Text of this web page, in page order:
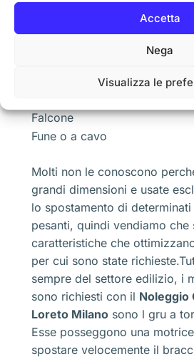
Accetta
Nega
Visualizza le
Torre
Falcone
Fune o a cavo
Molti non le conoscono
grandi dimensioni e usate
lo spostamento di
pesanti, quindi vendiamo che
caratteristiche che
per cui sono state
sempre del settore edilizio, i
sono richiesti con il Noleggio
Loreto Milano sono l gru a
Esse posseggono una
spostare velocemente il